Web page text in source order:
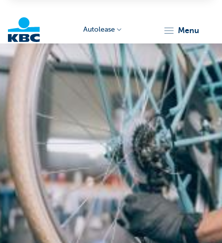
KBC
Autolease menu